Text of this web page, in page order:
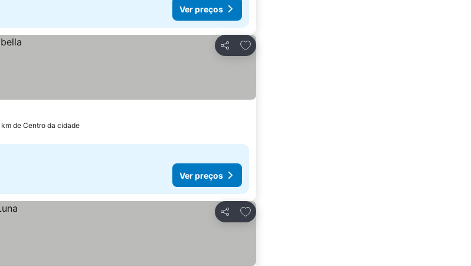
Ver preços
Partilhar
Adicionar aos favoritos
de Centro da cidade
Ver preços
Partilhar
Adicionar aos favoritos